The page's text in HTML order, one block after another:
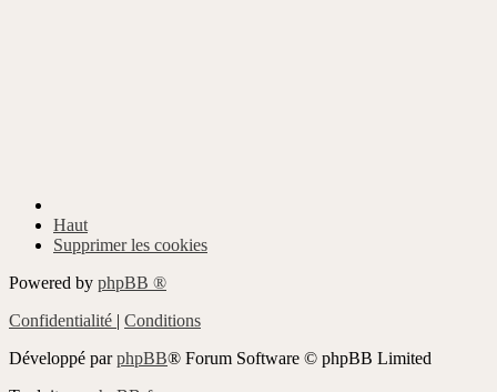
Haut
Supprimer les cookies
Powered by phpBB ®
Confidentialité | Conditions
Développé parphpBB® Forum Software © phpBB Limited